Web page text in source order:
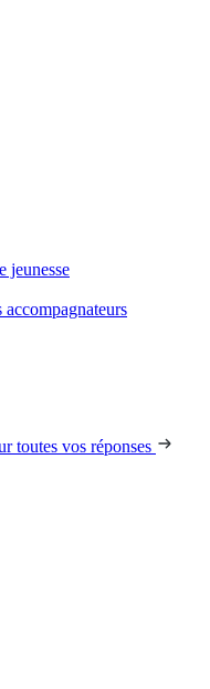
jeunesse
accompagnateurs
toutes vos réponses